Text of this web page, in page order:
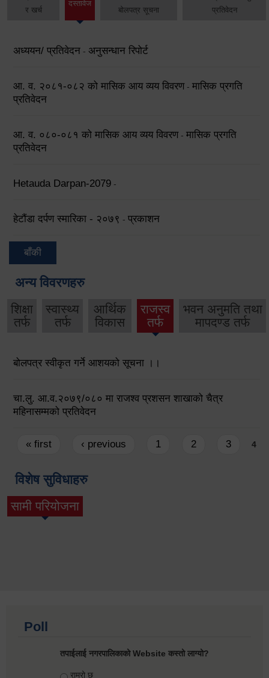
र खर्च
दस्तावेज
बोलपत्र सूचना
प्रतिवेदन
अध्ययन/ प्रतिवेदन - अनुसन्धान रिपोर्ट
आ. व. २०८१-०८२ को मासिक आय व्यय विवरण - मासिक प्रगति
प्रतिवेदन
आ. व. ०८०-०८१ को मासिक आय व्यय विवरण - मासिक प्रगति
प्रतिवेदन
Hetauda Darpan-2079 -
हेटौंडा दर्पण स्मारिका - २०७९ - प्रकाशन
बाँकी
अन्य विवरणहरु
शिक्षा
तर्फ
स्वास्थ्य
तर्फ
आर्थिक
विकास
राजस्व
तर्फ
भवन अनुमति तथा
मापदण्ड तर्फ
बोलपत्र स्वीकृत गर्ने आशयको सूचना ।।
चा.लु. आ.व.२०७९/०८० मा राजश्व प्रशसन शाखाको चैत्र
महिनासम्मको प्रतिवेदन
Pages
« first ‹ previous 1 2 3 4
विशेष सुविधाहरु
सामी परियोजना
(active tab)
Poll
तपाईलाई नगरपालिकाको Website कस्तो लाग्यो?
Choices
राम्रो छ